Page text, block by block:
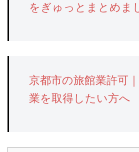
をぎゅっとまとめま
京都市の旅館業許可
業を取得したい方へ